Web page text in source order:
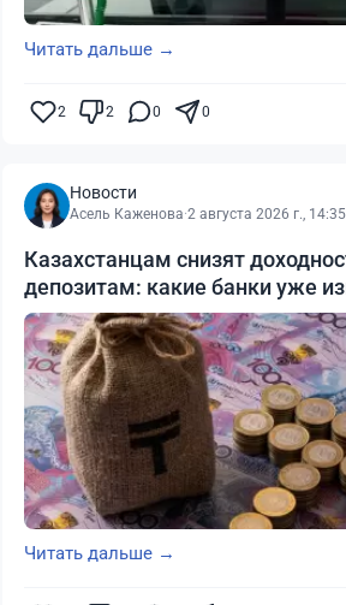
Читать дальше →
2 2 0 0
Новости
Асель Каженова·2 августа 2026 г., 14:35
Казахстанцам снизят
депозитам: какие банки уже
Читать дальше →